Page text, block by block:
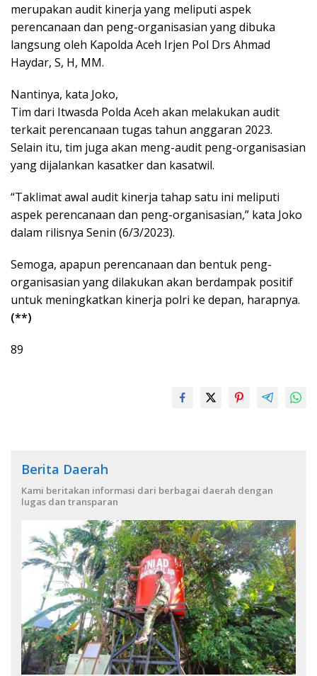
merupakan audit kinerja yang meliputi aspek
perencanaan dan peng-organisasian yang dibuka
langsung oleh Kapolda Aceh Irjen Pol Drs Ahmad
Haydar, S, H, MM.
Nantinya, kata Joko,
Tim dari Itwasda Polda Aceh akan melakukan audit
terkait perencanaan tugas tahun anggaran 2023.
Selain itu, tim juga akan meng-audit peng-organisasian
yang dijalankan kasatker dan kasatwil.
“Taklimat awal audit kinerja tahap satu ini meliputi
aspek perencanaan dan peng-organisasian,” kata Joko
dalam rilisnya Senin (6/3/2023).
Semoga, apapun perencanaan dan bentuk peng-
organisasian yang dilakukan akan berdampak positif
untuk meningkatkan kinerja polri ke depan, harapnya.
(**)
89
Berita Daerah
Kami beritakan informasi dari berbagai daerah dengan
lugas dan transparan